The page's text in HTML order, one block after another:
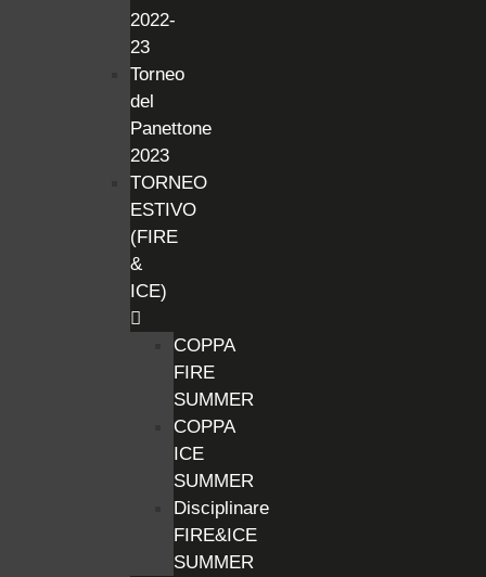
2022-
23
Torneo
del
Panettone
2023
TORNEO
ESTIVO
(FIRE
&
ICE)
COPPA
FIRE
SUMMER
COPPA
ICE
SUMMER
Disciplinare
FIRE&ICE
SUMMER